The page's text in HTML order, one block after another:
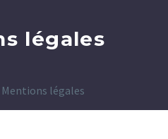
légales
Mentions légales